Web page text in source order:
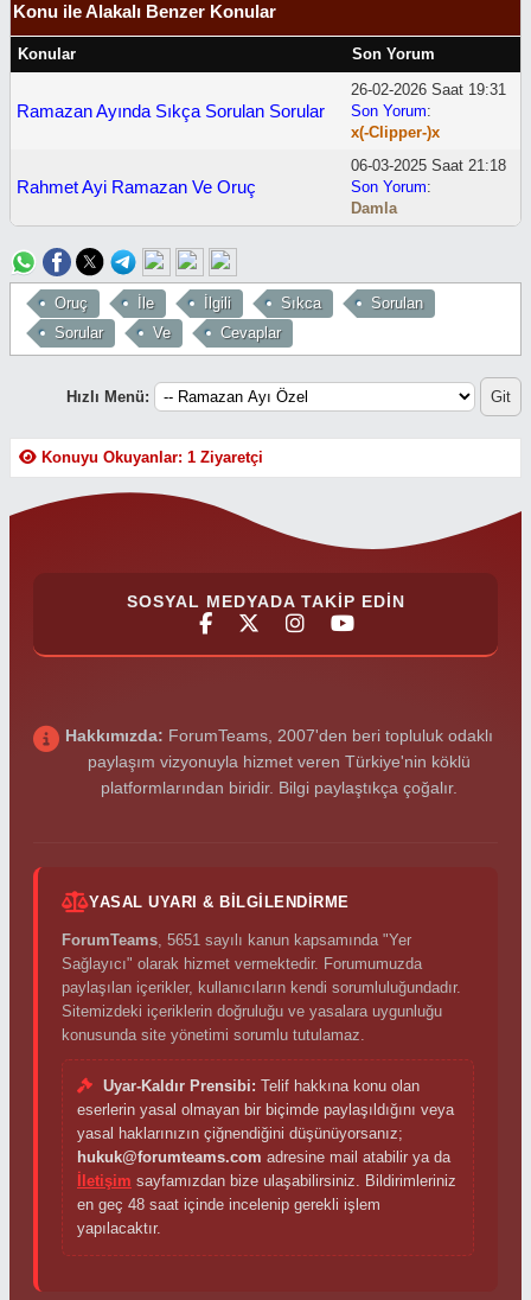
Konu ile Alakalı Benzer Konular
Konular Son Yorum
Ramazan Ayında Sıkça Sorulan Sorular
26-02-2026 Saat 19:31
Son Yorum:
x(-Clipper-)x
Rahmet Ayi Ramazan Ve Oruç
06-03-2025 Saat 21:18
Son Yorum:
Damla
Oruç İle İlgili Sıkca
Sorulan
Sorular
Ve Cevaplar
Hızlı Menü:
Konuyu Okuyanlar: 1 Ziyaretçi
SOSYAL MEDYADA TAKIP EDIN
Hakkımızda: ForumTeams, 2007'den beri topluluk odaklı
paylaşım vizyonuyla hizmet veren Türkiye'nin köklü
platformlarından biridir. Bilgi paylaştıkça çoğalır.
YASAL UYARI & BILGILENDIRME
ForumTeams, 5651 sayılı kanun kapsamında "Yer
Sağlayıcı" olarak hizmet vermektedir. Forumumuzda
paylaşılan içerikler, kullanıcıların kendi sorumluluğundadır.
Sitemizdeki içeriklerin doğruluğu ve yasalara uygunluğu
konusunda site yönetimi sorumlu tutulamaz.
Uyar-Kaldır Prensibi: Telif hakkına konu olan
eserlerin yasal olmayan bir biçimde paylaşıldığını veya
yasal haklarınızın çiğnendiğini düşünüyorsanız;
hukuk@forumteams.com adresine mail atabilir ya da
İletişim sayfamızdan bize ulaşabilirsiniz. Bildirimleriniz
en geç 48 saat içinde incelenip gerekli işlem
yapılacaktır.